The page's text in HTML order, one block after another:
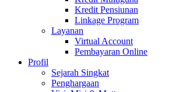
Kredit Pensiunan
Linkage Program
Layanan
Virtual Account
Pembayaran Online
Profil
Sejarah Singkat
Penghargaan